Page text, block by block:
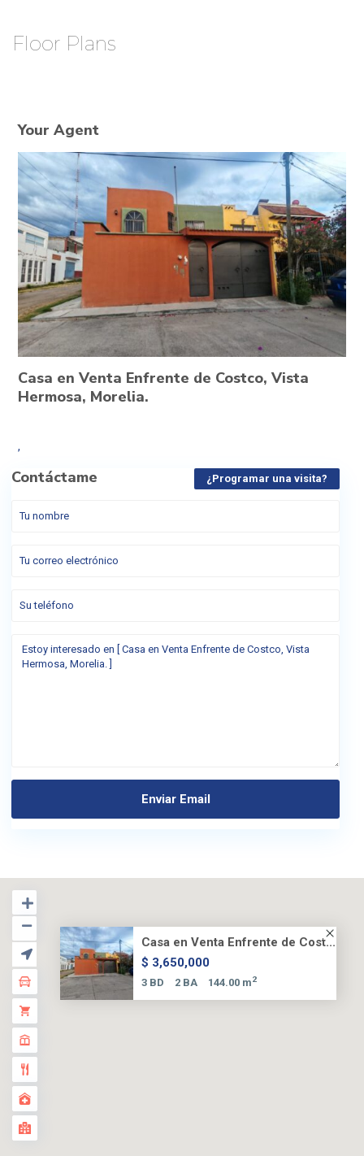
Floor Plans
Your Agent
Casa en Venta Enfrente de Costco, Vista
Hermosa, Morelia.
,
Contáctame ¿Programar una visita?
Casa en Venta Enfrente de Cost...
$ 3,650,000
3 BD 2 BA 144.00 m2